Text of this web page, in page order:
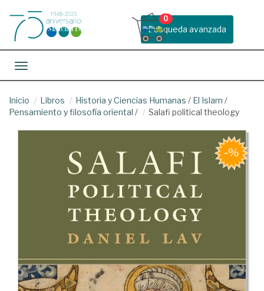
Busqueda avanzada
0
Toggle navigation
Inicio Libros Historia y Ciencias Humanas / El Islam /
Pensamiento y filosofía oriental / Salafi political theology